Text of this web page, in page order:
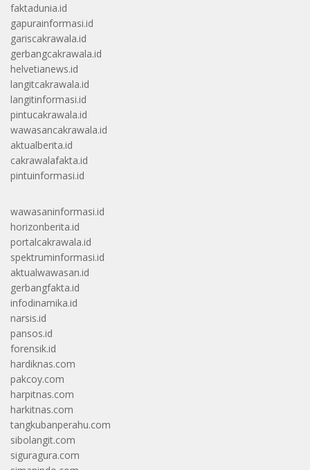
faktadunia.id
gapurainformasi.id
gariscakrawala.id
gerbangcakrawala.id
helvetianews.id
langitcakrawala.id
langitinformasi.id
pintucakrawala.id
wawasancakrawala.id
aktualberita.id
cakrawalafakta.id
pintuinformasi.id
wawasaninformasi.id
horizonberita.id
portalcakrawala.id
spektruminformasi.id
aktualwawasan.id
gerbangfakta.id
infodinamika.id
narsis.id
pansos.id
forensik.id
hardiknas.com
pakcoy.com
harpitnas.com
harkitnas.com
tangkubanperahu.com
sibolangit.com
siguragura.com